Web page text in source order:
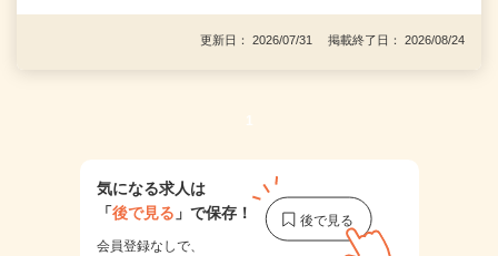
更新日： 2026/07/31 掲載終了日： 2026/08/24
1
気になる求人は
「後で見る 」で保存！
会員登録なしで、